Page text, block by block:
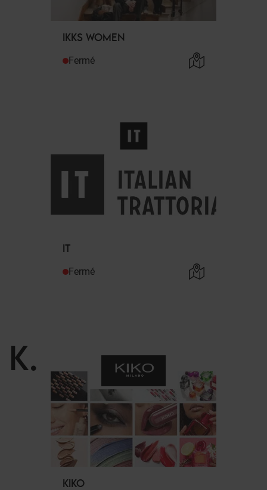
IKKS WOMEN
Fermé
IT
Fermé
K.
KIKO